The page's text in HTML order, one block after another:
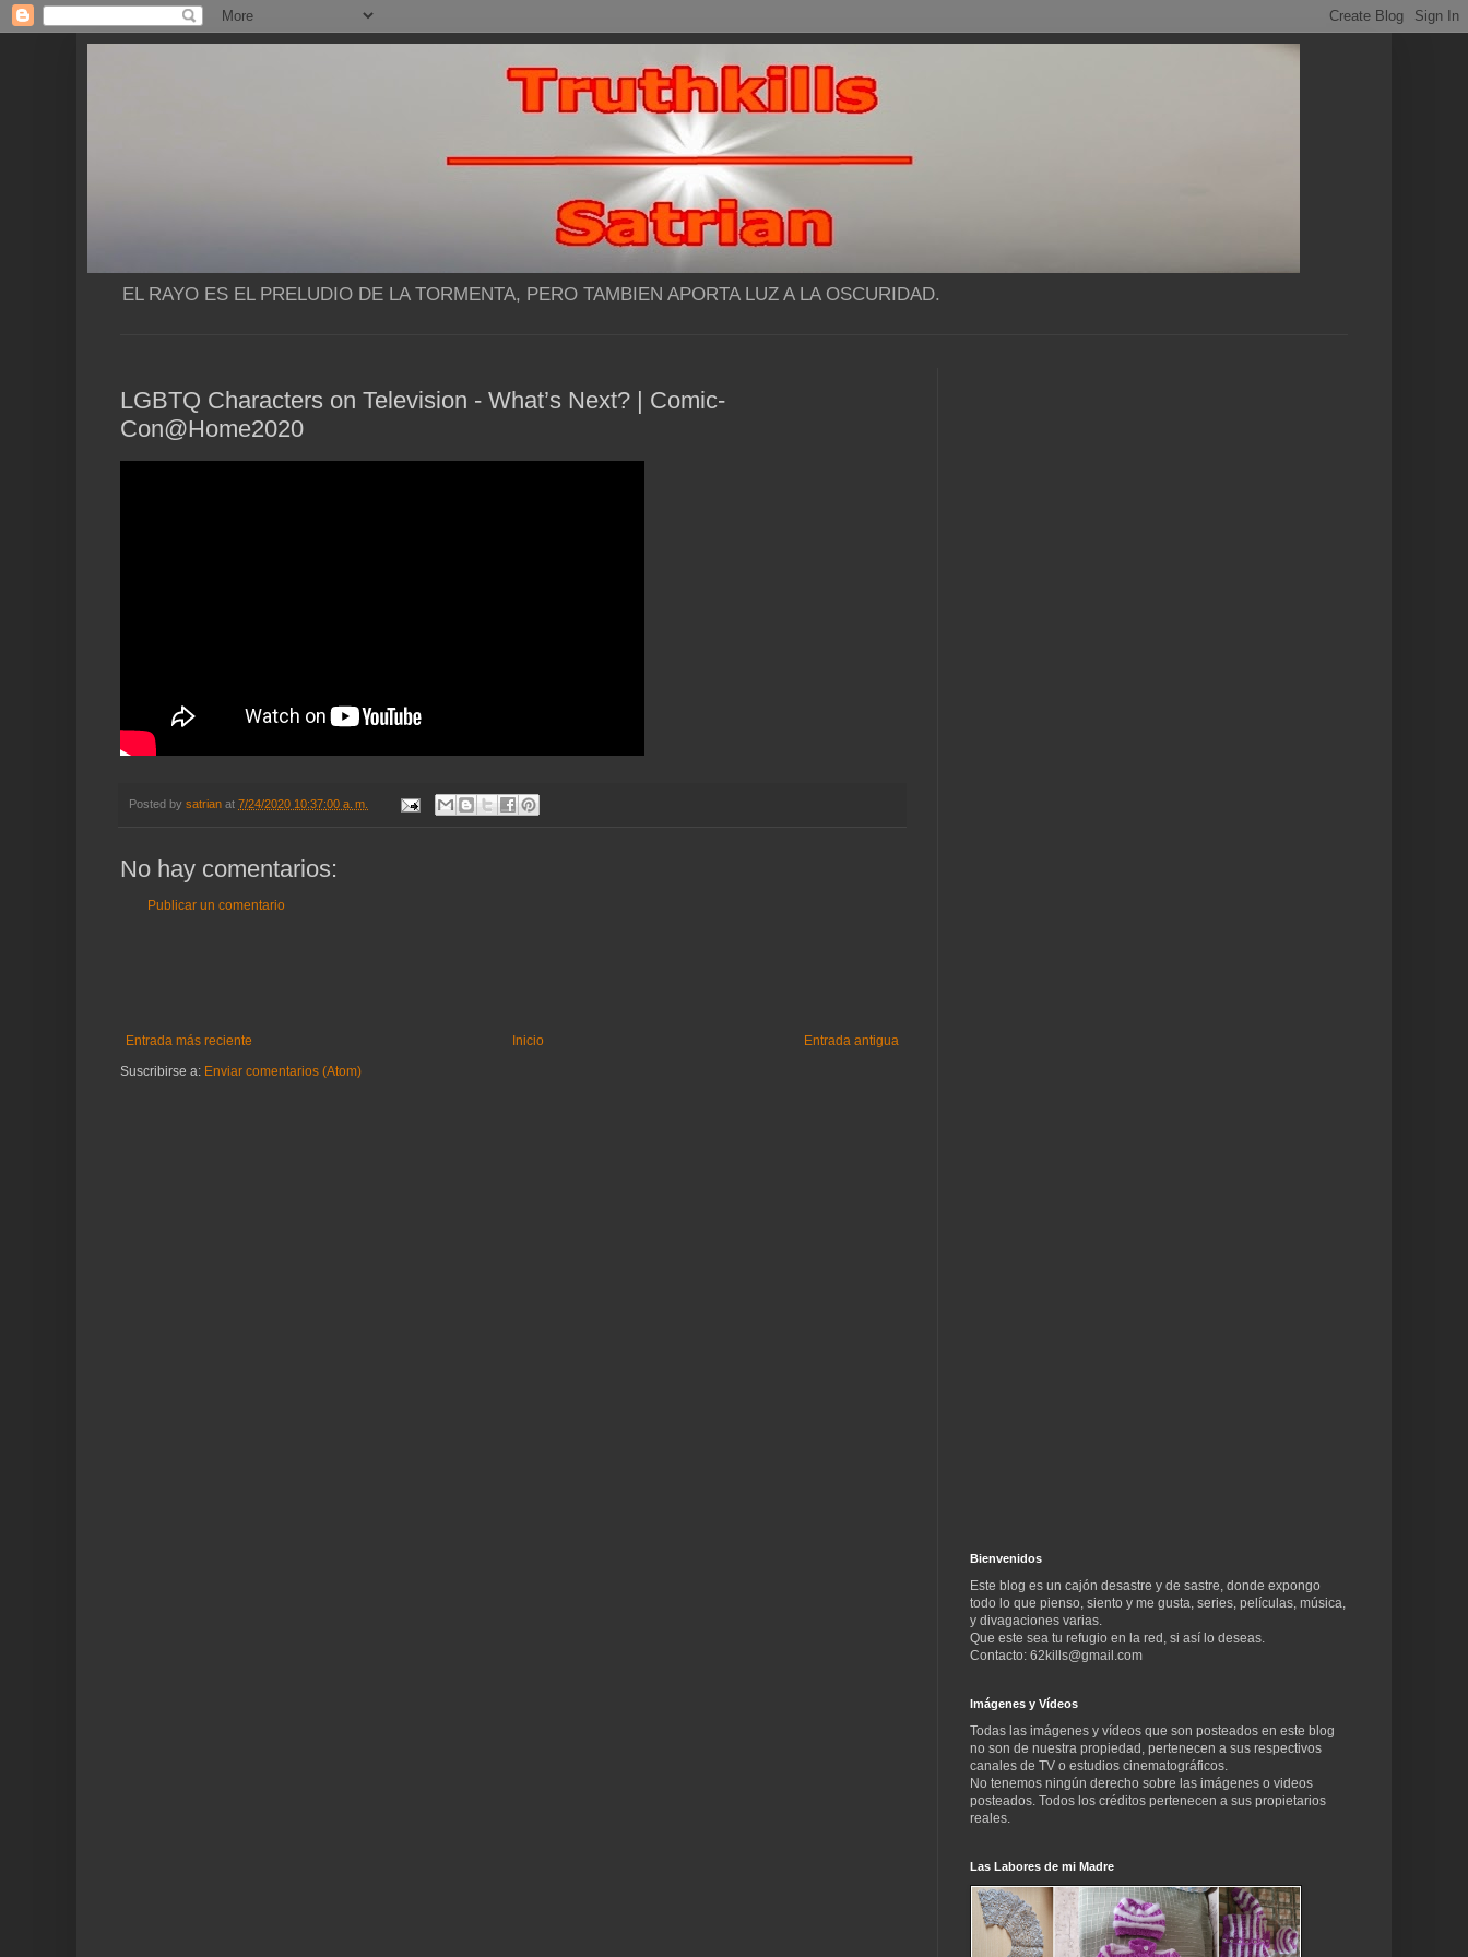
EL RAYO ES EL PRELUDIO DE LA TORMENTA, PERO TAMBIEN APORTA LUZ A LA OSCURIDAD.
LGBTQ Characters on Television - What’s Next? | Comic-
Con@Home2020
Posted by satrian at 7/24/2020 10:37:00 a. m.
No hay comentarios:
Publicar un comentario
Entrada más reciente Entrada antigua
Inicio
Suscribirse a: Enviar comentarios (Atom)
Bienvenidos
Este blog es un cajón desastre y de sastre, donde expongo
todo lo que pienso, siento y me gusta, series, películas, música,
y divagaciones varias.
Que este sea tu refugio en la red, si así lo deseas.
Contacto: 62kills@gmail.com
Imágenes y Vídeos
Todas las imágenes y vídeos que son posteados en este blog
no son de nuestra propiedad, pertenecen a sus respectivos
canales de TV o estudios cinematográficos.
No tenemos ningún derecho sobre las imágenes o videos
posteados. Todos los créditos pertenecen a sus propietarios
reales.
Las Labores de mi Madre